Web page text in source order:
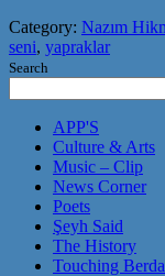
Category: Nazım
seni, yapraklar
Search
APP'S
Culture & Arts
Music – Clip
News Corner
Poets
Şeyh Said
The History
Touching